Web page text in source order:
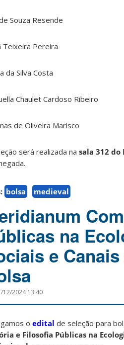
Souza Resende
Teixeira Pereira
da Silva Costa
Chaulet Cardoso Ribeiro
de Oliveira Marisco
será realizada na sala 312 do
bolsa medieval
na
e
12/2024 13:40
o edital de seleção para
e Filosofia Públicas na